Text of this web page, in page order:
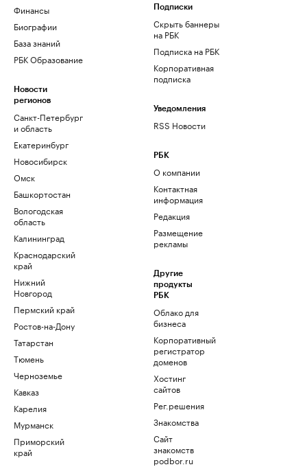
Финансы
Биографии
База знаний
РБК Образование
Новости
регионов
Санкт-Петербург
и область
Екатеринбург
Новосибирск
Омск
Башкортостан
Вологодская
область
Калининград
Краснодарский
край
Нижний
Новгород
Пермский край
Ростов-на-Дону
Татарстан
Тюмень
Черноземье
Кавказ
Карелия
Мурманск
Приморский
край
Подписки
Скрыть баннеры
на РБК
Подписка на РБК
Корпоративная
подписка
Уведомления
RSS Новости
РБК
О компании
Контактная
информация
Редакция
Размещение
рекламы
Другие
продукты
РБК
Облако для
бизнеса
Корпоративный
регистратор
доменов
Хостинг
сайтов
Рег.решения
Знакомства
Сайт
знакомств
podbor.ru